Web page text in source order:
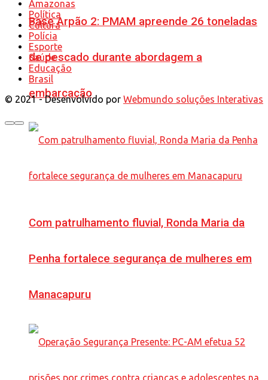
Base Arpão 2: PMAM apreende 26 toneladas
de pescado durante abordagem a
embarcação
Com patrulhamento fluvial, Ronda Maria da
Penha fortalece segurança de mulheres em
Manacapuru
Amazonas
Política
Cultura
Polícia
Esporte
Saúde
Educação
Brasil
© 2021 - Desenvolvido por Webmundo soluções Interativas